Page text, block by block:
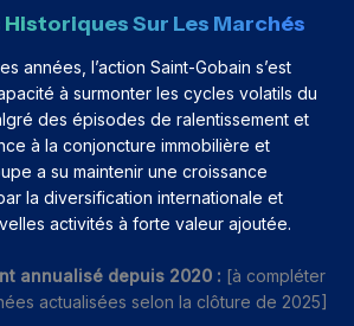
Sur Les Marchés
années, l’action Saint-Gobain s’est
à surmonter les cycles volatils du
des épisodes de ralentissement et
à la conjoncture immobilière et
a su maintenir une croissance
la diversification internationale et
activités à forte valeur ajoutée.
annualisé depuis 2020 : [à compléter
actualisées selon la clôture de 2025]